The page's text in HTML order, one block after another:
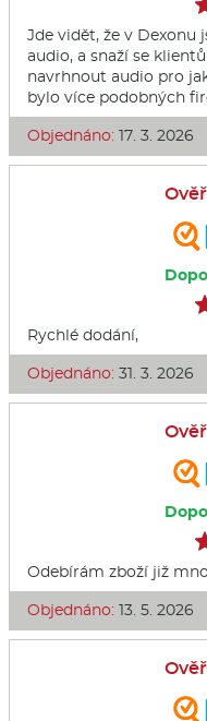
Jde vidět, že v Dexonu
audio, a snaží se
navrhnout audio pro
bylo více podobných
Objednáno: 17. 3. 2026
Rychlé dodání,
Objednáno: 31. 3. 2026
Odebírám zboží již
Objednáno: 13. 5. 2026